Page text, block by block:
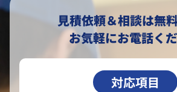
見積依頼＆相談は無料
お気軽にお電話く
対応項目